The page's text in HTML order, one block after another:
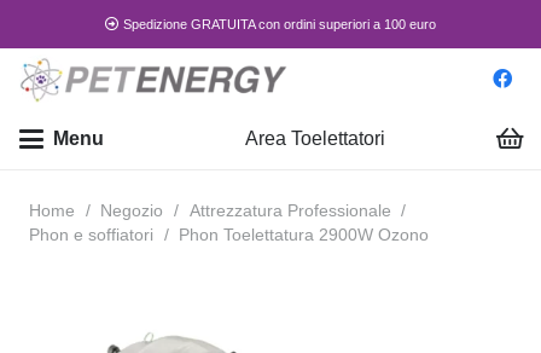
Spedizione GRATUITA con ordini superiori a 100 euro
Menu Area Toelettatori
Home / Negozio / Attrezzatura Professionale /
Phon e soffiatori
/ Phon Toelettatura 2900W Ozono